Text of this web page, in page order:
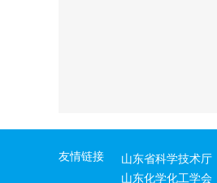
友情链接 山东省科学技术厅
山东化学化工学会